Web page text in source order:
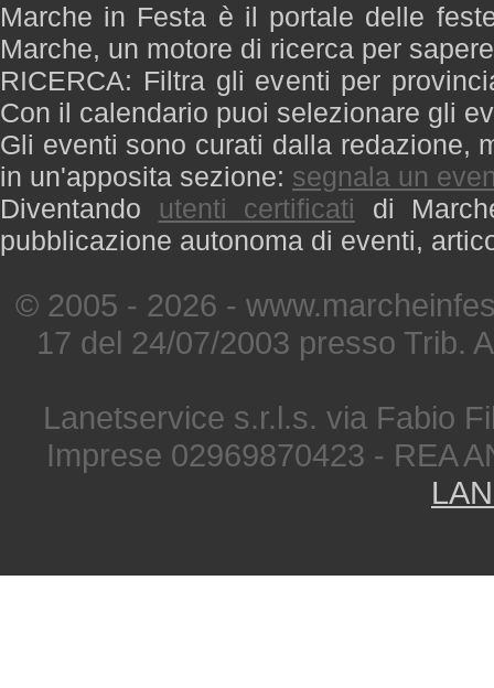
Marche in Festa è il portale delle
Marche, un motore di ricerca per
RICERCA: Filtra gli eventi per
Con il calendario puoi selezionare gli
Gli eventi sono curati dalla redazione,
in un'apposita sezione: segnala un
Diventando utenti certificati di
pubblicazione autonoma di eventi,
© 2005 - 2026 -
17 del 24/07/2003 presso Trib.
Lanetservice s.r.l.s. via Fabio
Imprese 02969870423 - REA